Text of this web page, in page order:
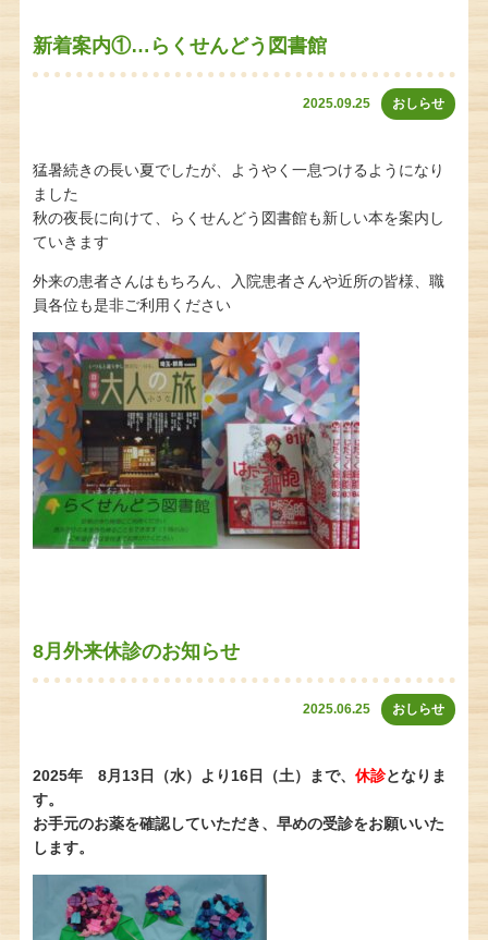
新着案内①…らくせんどう図書館
2025.09.25 おしらせ
猛暑続きの長い夏でしたが、ようやく一息つけるようになり
ました
秋の夜長に向けて、らくせんどう図書館も新しい本を案内し
ていきます
外来の患者さんはもちろん、入院患者さんや近所の皆様、職
員各位も是非ご利用ください
8月外来休診のお知らせ
2025.06.25 おしらせ
2025年 8月13日（水）より16日（土）まで、休診となりま
す。
お手元のお薬を確認していただき、早めの受診をお願いいた
します。